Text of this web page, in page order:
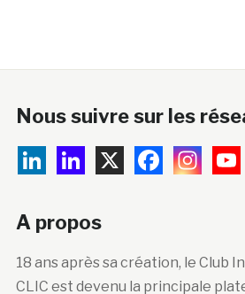
Nous suivre sur les
A propos
18 ans après sa création, le Club
CLIC est devenu la principale